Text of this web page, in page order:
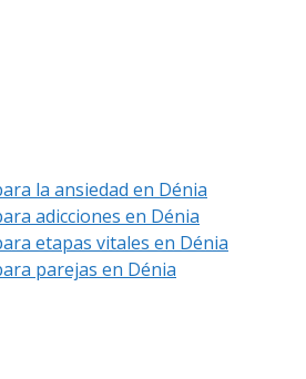
la ansiedad en Dénia
adicciones en Dénia
etapas vitales en Dénia
parejas en Dénia